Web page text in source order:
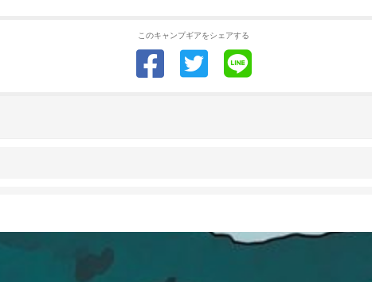
このキャンプギアをシェアする